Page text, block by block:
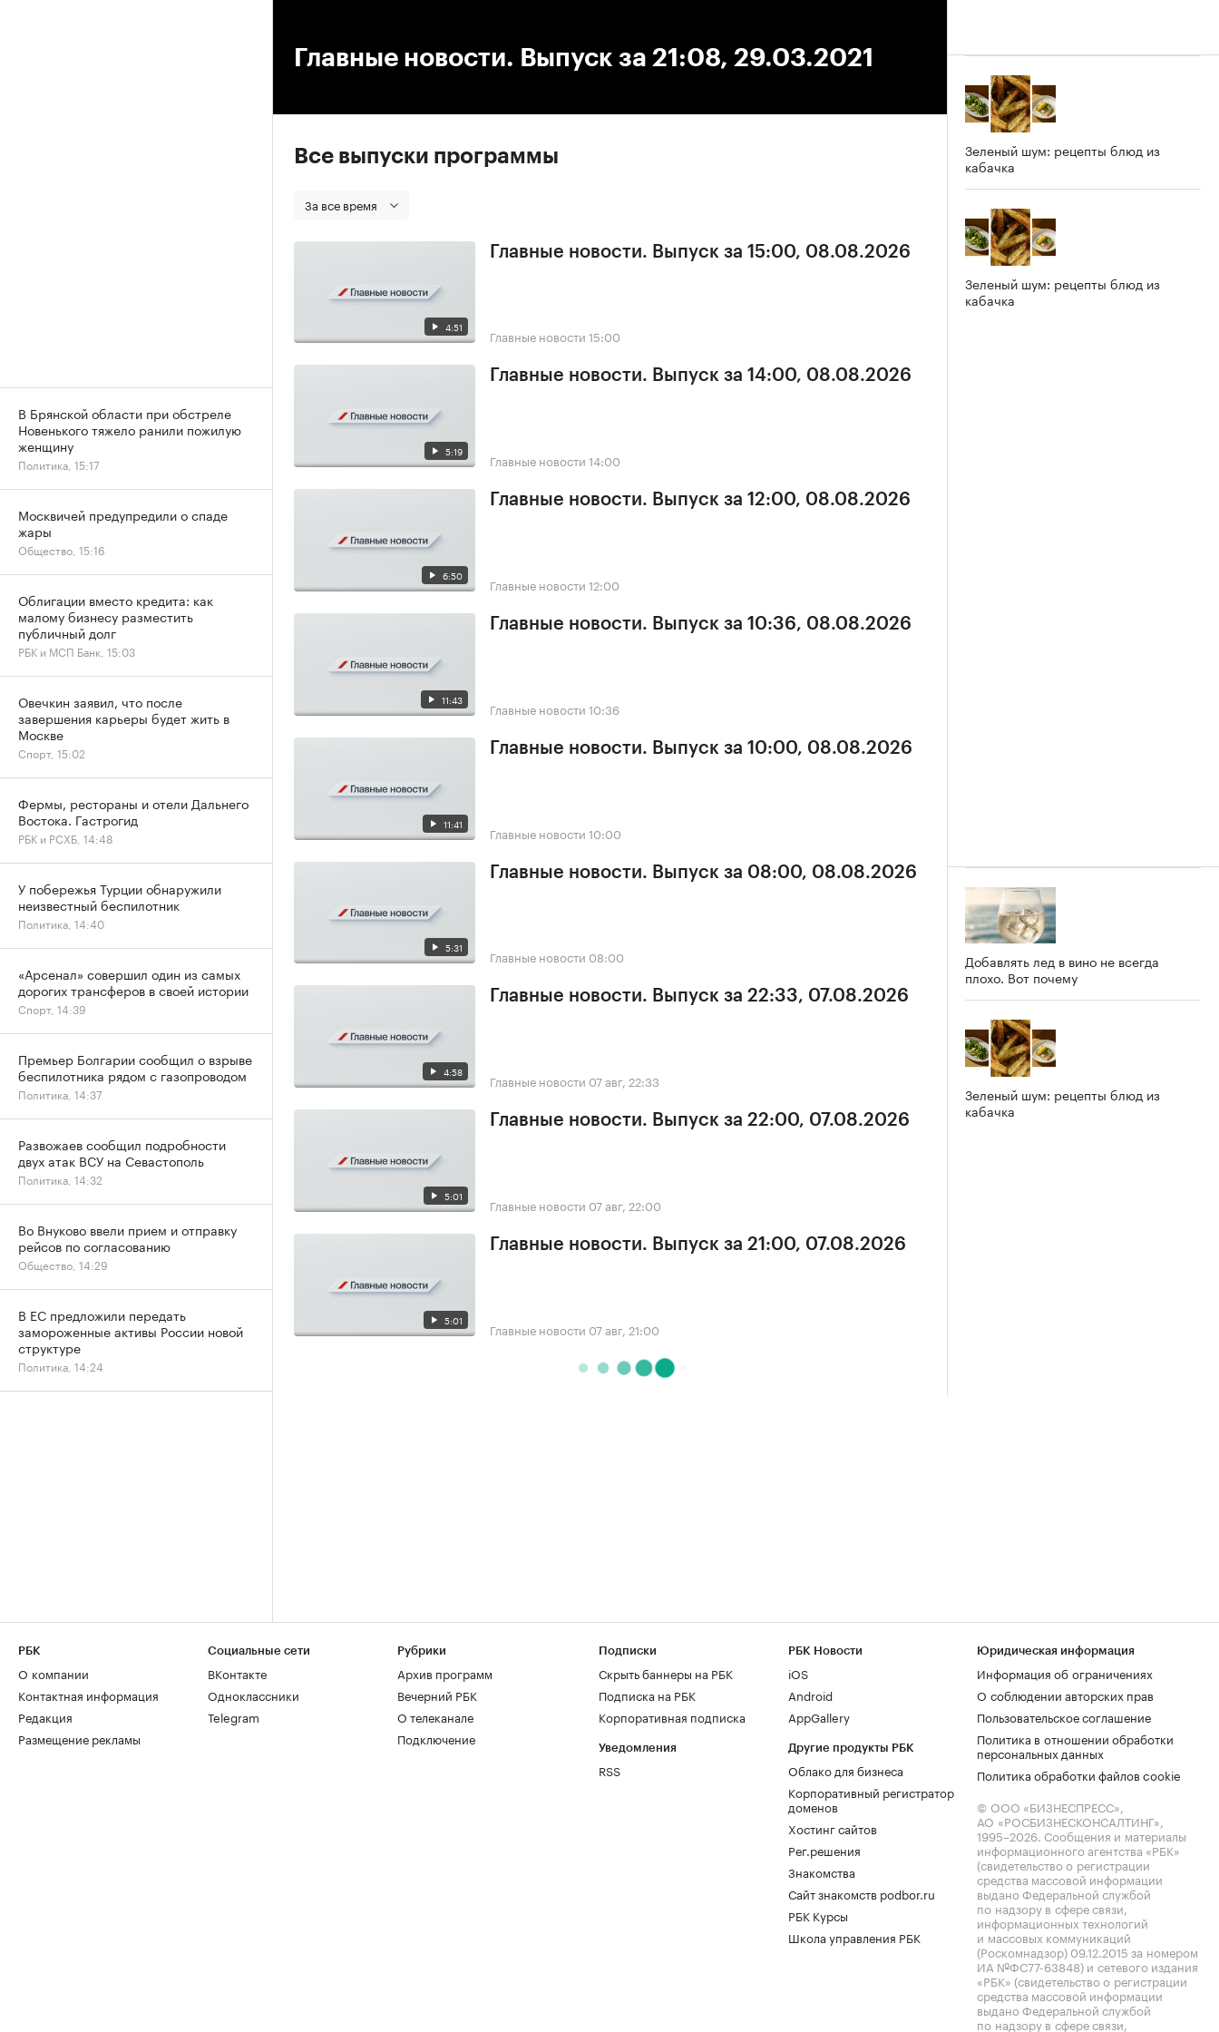
Главные новости. Выпуск за 21:08, 29.03.2021
Все выпуски программы
За все время
4:51
Главные новости. Выпуск за 15:00, 08.08.2026
Главные новости 15:00
5:19
Главные новости. Выпуск за 14:00, 08.08.2026
Главные новости 14:00
6:50
Главные новости. Выпуск за 12:00, 08.08.2026
Главные новости 12:00
11:43
Главные новости. Выпуск за 10:36, 08.08.2026
Главные новости 10:36
11:41
Главные новости. Выпуск за 10:00, 08.08.2026
Главные новости 10:00
5:31
Главные новости. Выпуск за 08:00, 08.08.2026
Главные новости 08:00
4:58
Главные новости. Выпуск за 22:33, 07.08.2026
Главные новости 07 авг, 22:33
5:01
Главные новости. Выпуск за 22:00, 07.08.2026
Главные новости 07 авг, 22:00
5:01
Главные новости. Выпуск за 21:00, 07.08.2026
Главные новости 07 авг, 21:00
Зеленый шум: рецепты блюд из
кабачка
Зеленый шум: рецепты блюд из
кабачка
Добавлять лед в вино не всегда
плохо. Вот почему
Зеленый шум: рецепты блюд из
кабачка
В Брянской области при обстреле
Новенького тяжело ранили пожилую
женщину
Политика, 15:17
Москвичей предупредили о спаде
жары
Общество, 15:16
Облигации вместо кредита: как
малому бизнесу разместить
публичный долг
РБК и МСП Банк, 15:03
Овечкин заявил, что после
завершения карьеры будет жить в
Москве
Спорт, 15:02
Фермы, рестораны и отели Дальнего
Востока. Гастрогид
РБК и РСХБ, 14:48
У побережья Турции обнаружили
неизвестный беспилотник
Политика, 14:40
«Арсенал» совершил один из самых
дорогих трансферов в своей истории
Спорт, 14:39
Премьер Болгарии сообщил о взрыве
беспилотника рядом с газопроводом
Политика, 14:37
Развожаев сообщил подробности
двух атак ВСУ на Севастополь
Политика, 14:32
Во Внуково ввели прием и отправку
рейсов по согласованию
Общество, 14:29
В ЕС предложили передать
замороженные активы России новой
структуре
Политика, 14:24
РБК
О компании
Контактная информация
Редакция
Размещение рекламы
Социальные сети
ВКонтакте
Одноклассники
Telegram
Рубрики
Архив программ
Вечерний РБК
О телеканале
Подключение
Подписки
Скрыть баннеры на РБК
Подписка на РБК
Корпоративная подписка
Уведомления
RSS
РБК Новости
iOS
Android
AppGallery
Другие продукты РБК
Облако для бизнеса
Корпоративный регистратор
доменов
Хостинг сайтов
Рег.решения
Знакомства
Сайт знакомств podbor.ru
РБК Курсы
Школа управления РБК
Юридическая информация
Информация об ограничениях
О соблюдении авторских прав
Пользовательское соглашение
Политика в отношении обработки
персональных данных
Политика обработки файлов cookie
© ООО «БИЗНЕСПРЕСС»,
АО «РОСБИЗНЕСКОНСАЛТИНГ»,
1995–2026. Сообщения и материалы
информационного агентства «РБК»
(свидетельство о регистрации
средства массовой информации
выдано Федеральной службой
по надзору в сфере связи,
информационных технологий
и массовых коммуникаций
(Роскомнадзор) 09.12.2015 за номером
ИА №ФС77-63848) и сетевого издания
«РБК» (свидетельство о регистрации
средства массовой информации
выдано Федеральной службой
по надзору в сфере связи,